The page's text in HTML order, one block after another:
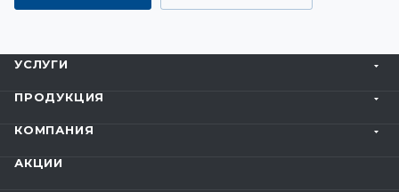
УСЛУГИ
ПРОДУКЦИЯ
КОМПАНИЯ
АКЦИИ